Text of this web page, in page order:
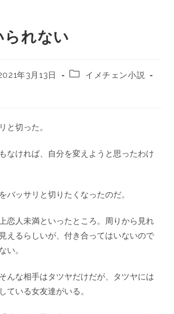
られない
年3月13日
イメチェン小説
と切った。
なければ、自分を変えようと思ったわけ
バッサリと切りたくなったのだ。
恋人未満といったところ。周りから見れ
えるらしいが、付き合ってはいないので
い。
んな相手はタツヤだけだが、タツヤには
ている女友達がいる。